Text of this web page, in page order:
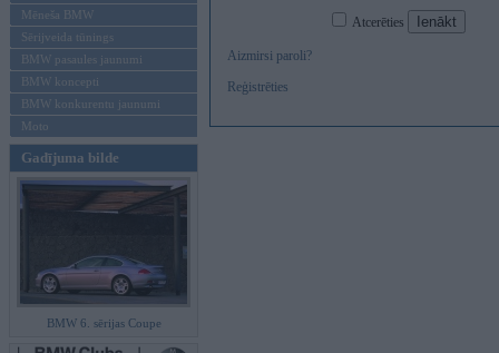
Mēneša BMW
Sērijveida tūnings
BMW pasaules jaunumi
BMW koncepti
BMW konkurentu jaunumi
Moto
Gadījuma bilde
BMW 6. sērijas Coupe
Atcerēties
Aizmirsi paroli?
Reģistrēties